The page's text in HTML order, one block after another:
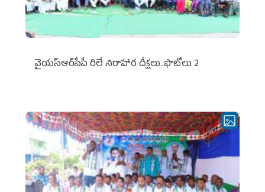
వైయ‌స్ఆర్‌సీపీ రిలే నిరాహార దీక్షలు..ఫొటోలు 2